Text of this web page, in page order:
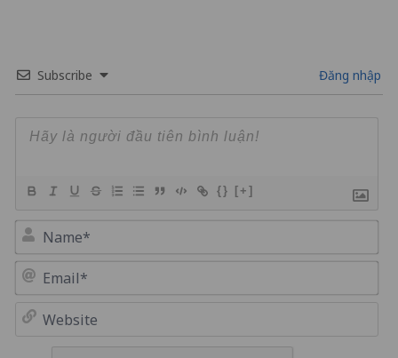
Subscribe Đăng nhập
{} [+]